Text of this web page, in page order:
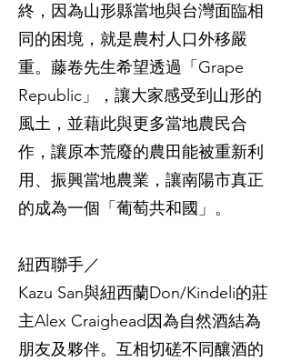
終，因為山形縣當地與台灣面臨相
同的困境，就是農村人口外移嚴
重。藤卷先生希望透過「Grape
Republic」，讓大家感受到山形的
風土，並藉此與更多當地農民合
作，讓原本荒廢的農田能被重新利
用、振興當地農業，讓南陽市真正
的成為一個「葡萄共和國」。
紐西聯手／
Kazu San與紐西蘭Don/Kindeli的莊
主Alex Craighead因為自然酒結為
朋友及夥伴。互相切磋不同釀酒的